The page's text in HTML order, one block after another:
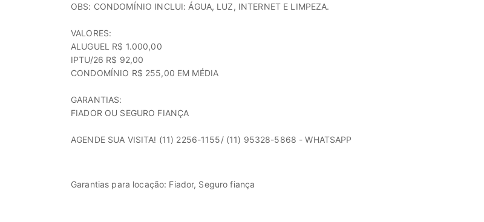
OBS: CONDOMÍNIO INCLUI: ÁGUA, LUZ, INTERNET E LIMPEZA.
VALORES:
ALUGUEL R$ 1.000,00
IPTU/26 R$ 92,00
CONDOMÍNIO R$ 255,00 EM MÉDIA
GARANTIAS:
FIADOR OU SEGURO FIANÇA
AGENDE SUA VISITA! (11) 2256-1155/ (11) 95328-5868 - WHATSAPP
Garantias para locação: Fiador, Seguro fiança